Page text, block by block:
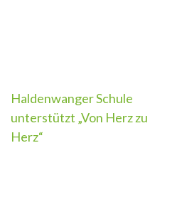
Beitragsnavigation
Haldenwanger Schule
unterstützt „Von Herz zu
Herz“